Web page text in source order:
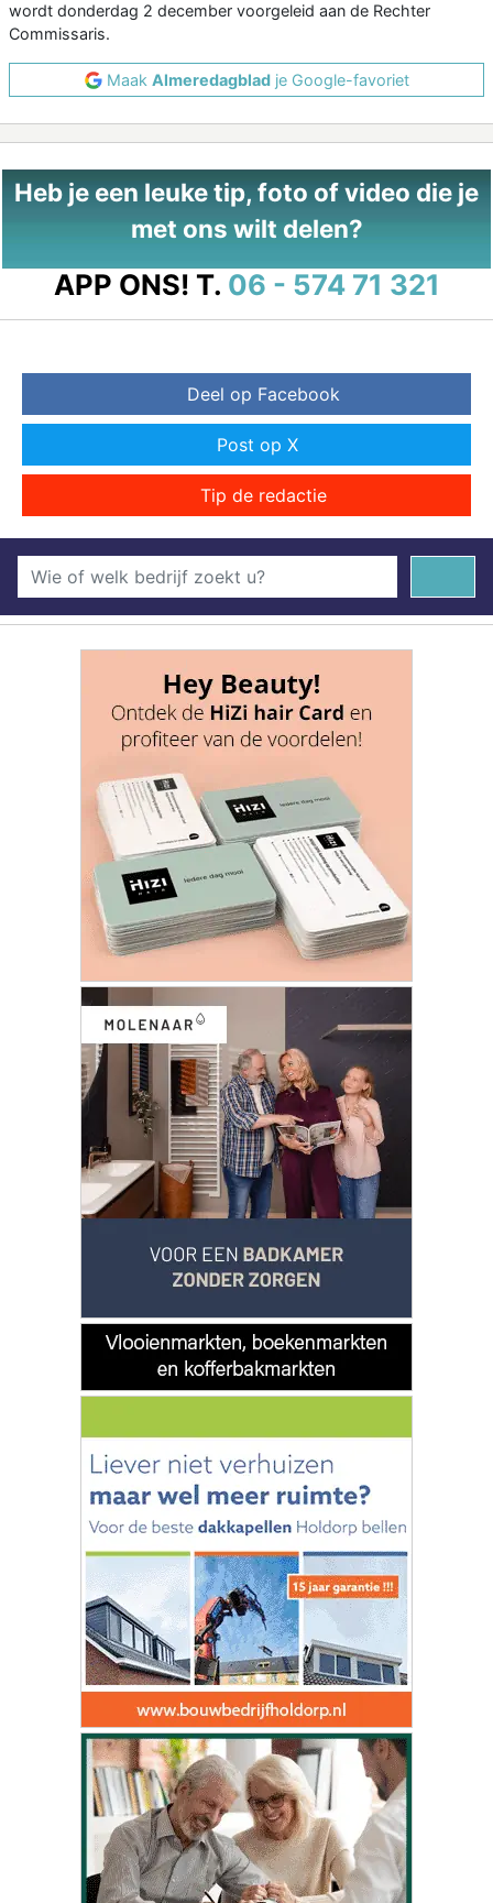
wordt donderdag 2 december voorgeleid aan de Rechter
Commissaris.
Maak Almeredagbladje Google-favoriet
Heb je een leuke tip, foto of video die je
met ons wilt delen?
APP ONS! T. 06 - 574 71 321
Deel op Facebook
Post op X
Tip de redactie